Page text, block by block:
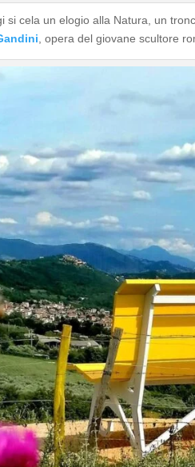
si cela un elogio alla Natura, un
, opera del giovane scultore